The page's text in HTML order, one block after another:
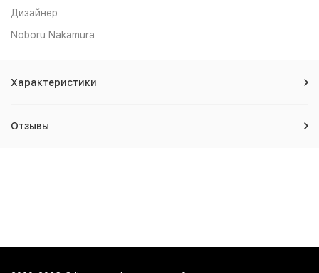
Дизайнер
Noboru Nakamura
Характеристики
Отзывы